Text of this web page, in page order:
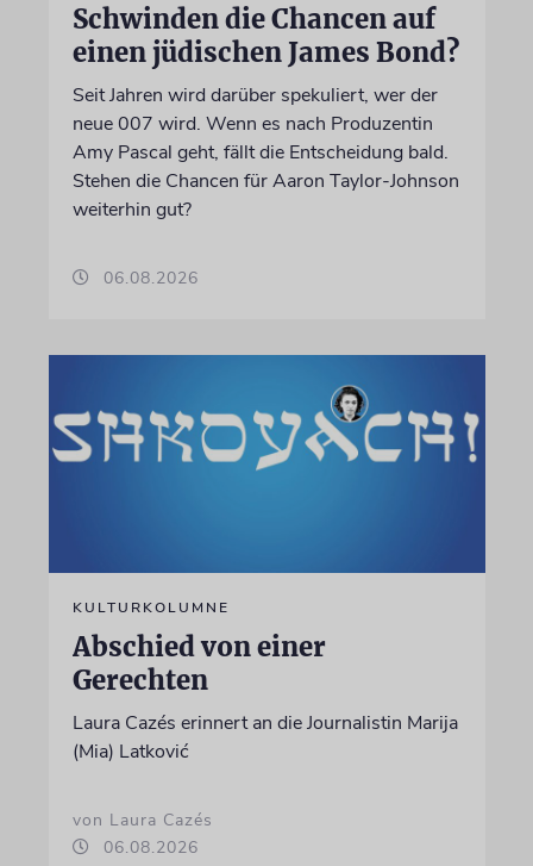
Schwinden die Chancen auf
einen jüdischen James Bond?
Seit Jahren wird darüber spekuliert, wer der
neue 007 wird. Wenn es nach Produzentin
Amy Pascal geht, fällt die Entscheidung bald.
Stehen die Chancen für Aaron Taylor-Johnson
weiterhin gut?
06.08.2026
KULTURKOLUMNE
Abschied von einer
Gerechten
Laura Cazés erinnert an die Journalistin Marija
(Mia) Latković
von Laura Cazés
06.08.2026